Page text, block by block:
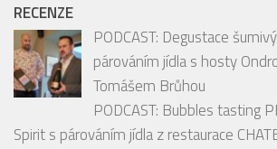
RECENZE
PODCAST: Degustace
párováním jídla s hosty
Tomášem Brůhou
PODCAST: Bubbles tasting
Spirit s párováním jídla z restaurace